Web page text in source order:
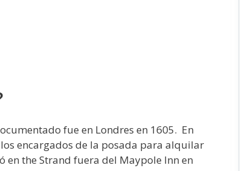
fue en Londres en 1605. ​​ En
encargados de la posada para alquilar
the Strand fuera del Maypole Inn en